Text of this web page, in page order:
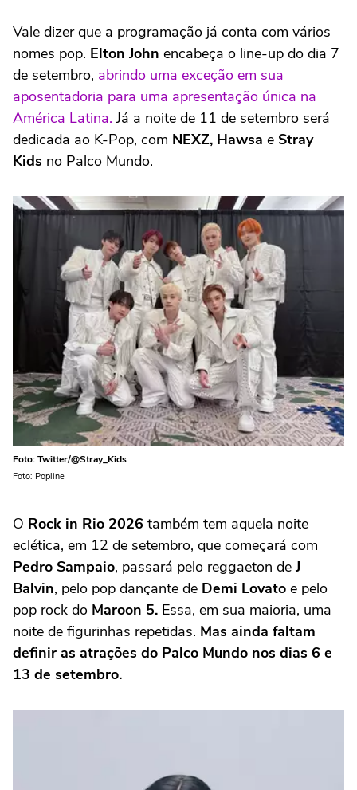
Vale dizer que a programação já conta com vários
nomes pop. Elton John encabeça o line-up do dia 7
de setembro, abrindo uma exceção em sua
aposentadoria para uma apresentação única na
América Latina. Já a noite de 11 de setembro será
dedicada ao K-Pop, com NEXZ, Hawsa e Stray
Kids no Palco Mundo.
Foto: Twitter/@Stray_Kids
Foto: Popline
O Rock in Rio 2026 também tem aquela noite
eclética, em 12 de setembro, que começará com
Pedro Sampaio, passará pelo reggaeton de J
Balvin, pelo pop dançante de Demi Lovato e pelo
pop rock do Maroon 5. Essa, em sua maioria, uma
noite de figurinhas repetidas. Mas ainda faltam
definir as atrações do Palco Mundo nos dias 6 e
13 de setembro.